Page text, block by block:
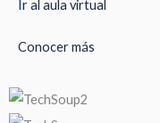
Ir al aula virtual
Conocer más